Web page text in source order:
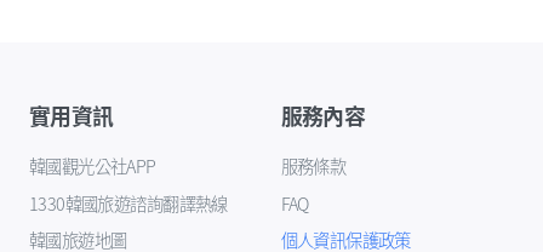
實用資訊
韓國觀光公社APP
1330韓國旅遊諮詢翻譯熱線
韓國旅遊地圖
服務內容
服務條款
FAQ
個人資訊保護政策